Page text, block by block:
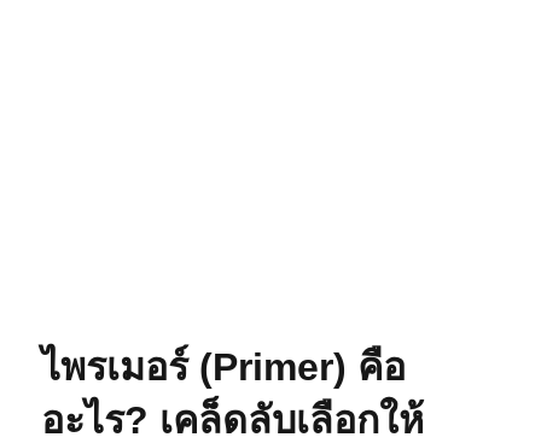
ไพรเมอร์ (Primer) คือ
อะไร? เคล็ดลับเลือกให้